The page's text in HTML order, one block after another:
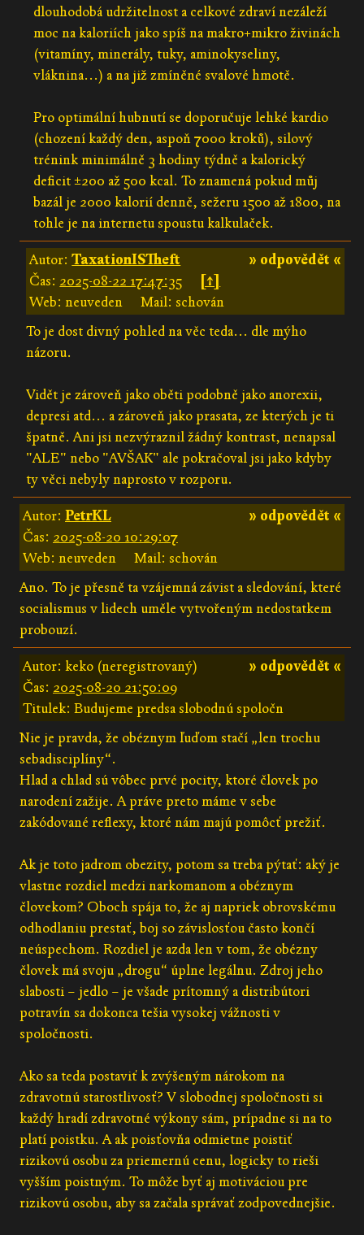
dlouhodobá udržitelnost a celkové zdraví nezáleží
moc na kaloriích jako spíš na makro+mikro živinách
(vitamíny, minerály, tuky, aminokyseliny,
vláknina...) a na již zmíněné svalové hmotě.
Pro optimální hubnutí se doporučuje lehké kardio
(chození každý den, aspoň 7000 kroků), silový
trénink minimálně 3 hodiny týdně a kalorický
deficit ±200 až 500 kcal. To znamená pokud můj
bazál je 2000 kalorií denně, sežeru 1500 až 1800, na
tohle je na internetu spoustu kalkulaček.
» odpovědět «
Autor:TaxationISTheft
Čas: 2025-08-22 17:47:35
[↑]
Web: neuveden
Mail: schován
To je dost divný pohled na věc teda... dle mýho
názoru.
Vidět je zároveň jako oběti podobně jako anorexii,
depresi atd... a zároveň jako prasata, ze kterých je ti
špatně. Ani jsi nezvýraznil žádný kontrast, nenapsal
"ALE" nebo "AVŠAK" ale pokračoval jsi jako kdyby
ty věci nebyly naprosto v rozporu.
» odpovědět «
Autor: PetrKL
Čas: 2025-08-20 10:29:07
Web: neuveden
Mail: schován
Ano. To je přesně ta vzájemná závist a sledování, které
socialismus v lidech uměle vytvořeným nedostatkem
probouzí.
» odpovědět «
Autor: keko (neregistrovaný)
Čas: 2025-08-20 21:50:09
Titulek: Budujeme predsa slobodnú spoločn
Nie je pravda, že obéznym ľuďom stačí „len trochu
sebadisciplíny“.
Hlad a chlad sú vôbec prvé pocity, ktoré človek po
narodení zažije. A práve preto máme v sebe
zakódované reflexy, ktoré nám majú pomôcť prežiť.
Ak je toto jadrom obezity, potom sa treba pýtať: aký je
vlastne rozdiel medzi narkomanom a obéznym
človekom? Oboch spája to, že aj napriek obrovskému
odhodlaniu prestať, boj so závislosťou často končí
neúspechom. Rozdiel je azda len v tom, že obézny
človek má svoju „drogu“ úplne legálnu. Zdroj jeho
slabosti – jedlo – je všade prítomný a distribútori
potravín sa dokonca tešia vysokej vážnosti v
spoločnosti.
Ako sa teda postaviť k zvýšeným nárokom na
zdravotnú starostlivosť? V slobodnej spoločnosti si
každý hradí zdravotné výkony sám, prípadne si na to
platí poistku. A ak poisťovňa odmietne poistiť
rizikovú osobu za priemernú cenu, logicky to rieši
vyšším poistným. To môže byť aj motiváciou pre
rizikovú osobu, aby sa začala správať zodpovednejšie.